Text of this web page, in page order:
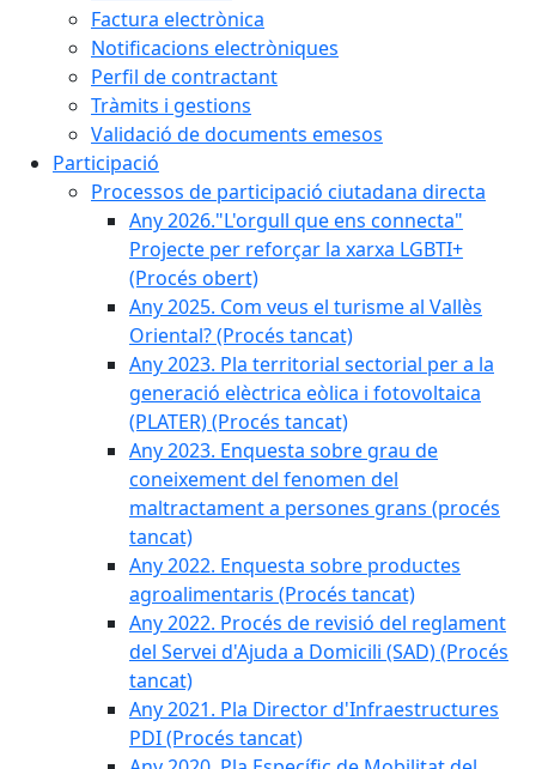
Factura electrònica
Notificacions electròniques
Perfil de contractant
Tràmits i gestions
Validació de documents emesos
Participació
Processos de participació ciutadana directa
Any 2026."L'orgull que ens connecta"
Projecte per reforçar la xarxa LGBTI+
(Procés obert)
Any 2025. Com veus el turisme al Vallès
Oriental? (Procés tancat)
Any 2023. Pla territorial sectorial per a la
generació elèctrica eòlica i fotovoltaica
(PLATER) (Procés tancat)
Any 2023. Enquesta sobre grau de
coneixement del fenomen del
maltractament a persones grans (procés
tancat)
Any 2022. Enquesta sobre productes
agroalimentaris (Procés tancat)
Any 2022. Procés de revisió del reglament
del Servei d'Ajuda a Domicili (SAD) (Procés
tancat)
Any 2021. Pla Director d'Infraestructures
PDI (Procés tancat)